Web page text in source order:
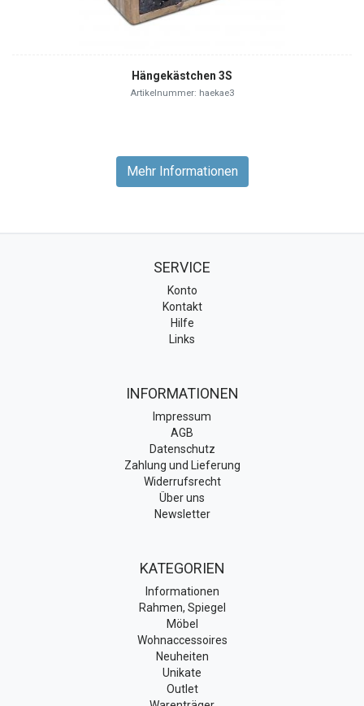
Hängekästchen 3S
Artikelnummer: haekae3
Mehr Informationen
SERVICE
Konto
Kontakt
Hilfe
Links
INFORMATIONEN
Impressum
AGB
Datenschutz
Zahlung und Lieferung
Widerrufsrecht
Über uns
Newsletter
KATEGORIEN
Informationen
Rahmen, Spiegel
Möbel
Wohnaccessoires
Neuheiten
Unikate
Outlet